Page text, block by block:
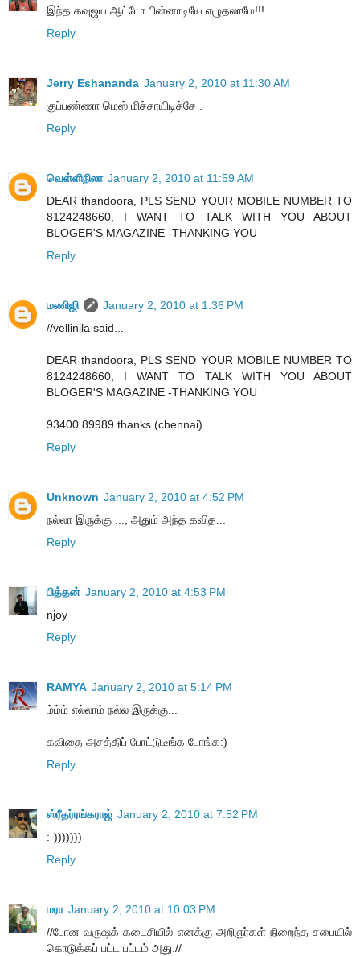
இந்த கவுஜய ஆட்டோ பின்னாடியே எழுதலாமே!!!
Reply
Jerry Eshananda January 2, 2010 at 11:30 AM
குப்பண்ணா மெஸ் மிச்சாயிடிச்சே .
Reply
வெள்ளிநிலா January 2, 2010 at 11:59 AM
DEAR thandoora, PLS SEND YOUR MOBILE NUMBER TO
8124248660, I WANT TO TALK WITH YOU ABOUT
BLOGER'S MAGAZINE -THANKING YOU
Reply
மணிஜி
January 2, 2010 at 1:36 PM
//vellinila said...
DEAR thandoora, PLS SEND YOUR MOBILE NUMBER TO
8124248660, I WANT TO TALK WITH YOU ABOUT
BLOGER'S MAGAZINE -THANKING YOU
93400 89989.thanks.(chennai)
Reply
Unknown January 2, 2010 at 4:52 PM
நல்லா இருக்கு ..., அதும் அந்த கவித...
Reply
பித்தன் January 2, 2010 at 4:53 PM
njoy
Reply
RAMYA January 2, 2010 at 5:14 PM
ம்ம்ம் எல்லாம் நல்ல இருக்கு...
கவிதை அசத்திப் போட்டுடீங்க போங்க:)
Reply
ஸ்ரீதர்ரங்கராஜ் January 2, 2010 at 7:52 PM
:-)))))))
Reply
மரா January 2, 2010 at 10:03 PM
//போன வருஷக் கடைசியில் எனக்கு அறிஞர்கள் நிறைந்த சபையில்
கொடுக்கப் பட்ட பட்டம் அது.//